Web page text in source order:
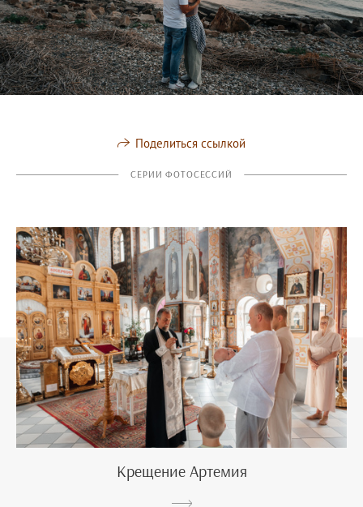
Поделиться ссылкой
СЕРИИ ФОТОСЕССИЙ
Крещение Артемия